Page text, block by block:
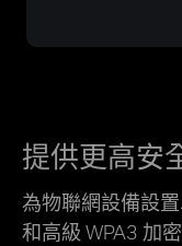
提供更高安
為物聯網設備設
和高級 WPA3 加密